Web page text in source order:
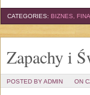
CATEGORIES: BIZNES,
Zapachy i
POSTED BY ADMIN ON